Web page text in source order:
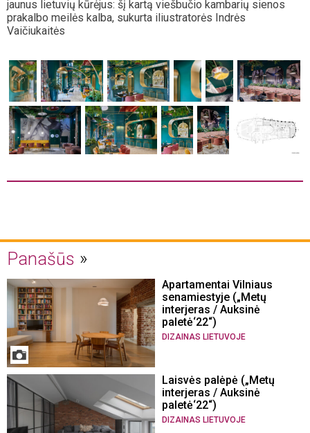
jaunus lietuvių kūrėjus: šį kartą viešbučio kambarių sienos
prakalbo meilės kalba, sukurta iliustratorės Indrės
Vaičiukaitės
Panašūs
Apartamentai Vilniaus
senamiestyje („Metų
interjeras / Auksinė
paletė‘22“)
DIZAINAS LIETUVOJE
Laisvės palėpė („Metų
interjeras / Auksinė
paletė‘22“)
DIZAINAS LIETUVOJE